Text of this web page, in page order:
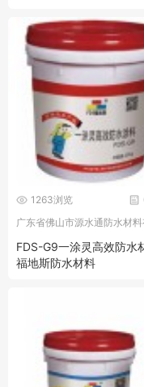
1263浏览
广东省佛山市源水通防水材料
FDS-G9一涂灵高效防水
福地斯防水材料